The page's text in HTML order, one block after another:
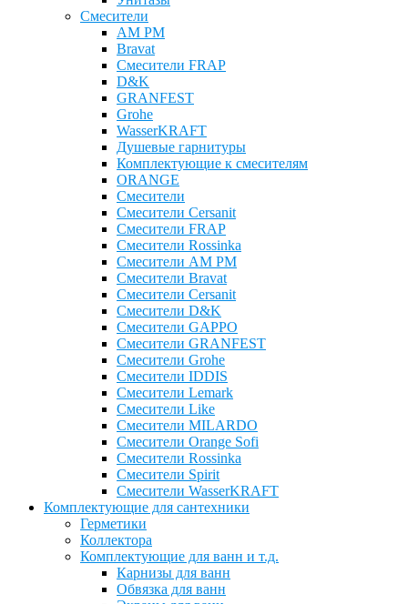
Смесители
AM PM
Bravat
Cмесители FRAP
D&K
GRANFEST
Grohe
WasserKRAFT
Душевые гарнитуры
Комплектующие к смесителям
ОRANGE
Смесители
Смесители Cersanit
Смесители FRAP
Смесители Rossinka
Смесители AM PM
Смесители Bravat
Смесители Cersanit
Смесители D&K
Смесители GAPPO
Смесители GRANFEST
Смесители Grohe
Смесители IDDIS
Смесители Lemark
Смесители Like
Смесители MILARDO
Смесители Orange Sofi
Смесители Rossinka
Смесители Spirit
Смесители WasserKRAFT
Комплектующие для сантехники
Герметики
Коллектора
Комплектующие для ванн и т.д.
Карнизы для ванн
Обвязка для ванн